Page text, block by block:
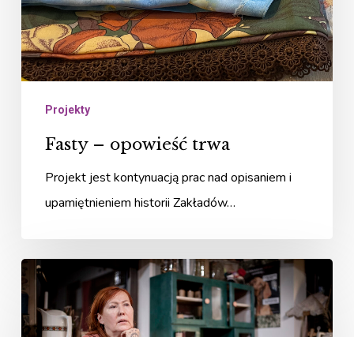
Projekty
Fasty – opowieść trwa
Projekt jest kontynuacją prac nad opisaniem i
upamiętnieniem historii Zakładów…
„Fasty
kolejne
historie